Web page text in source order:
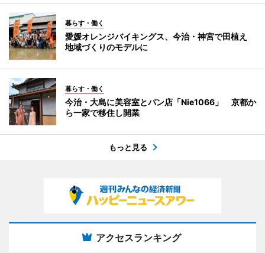
暮らす・働く
愛媛オレンジバイキングス、今治・神宮で田植え
地域づくりのモデルに
暮らす・働く
今治・大島に美容室とパン店「Nie1066」 京都か
ら一家で移住し開業
もっと見る
アクセスランキング